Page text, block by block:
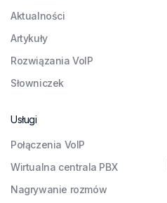
Aktualności
Artykuły
Rozwiązania VoIP
Słowniczek
Usługi
Połączenia VoIP
Wirtualna centrala PBX
Nagrywanie rozmów